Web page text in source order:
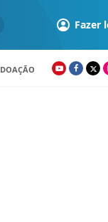
Fazer
DOAÇÃO